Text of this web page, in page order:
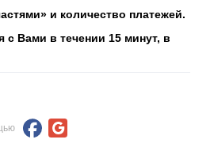
и количество платежей.
с Вами в течении 15 минут, в